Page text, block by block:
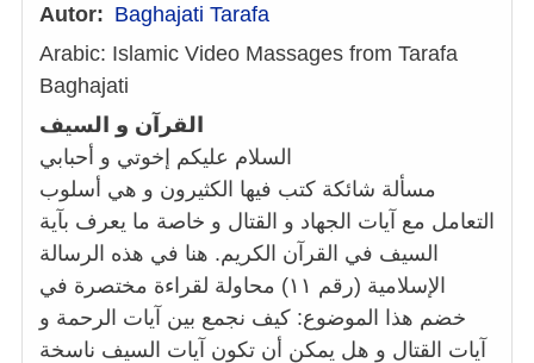
Autor
Baghajati Tarafa
Arabic: Islamic Video Massages from Tarafa
Baghajati
القرآن و السيف
السلام عليكم إخوتي و أحبابي
مسألة شائكة كتب فيها الكثيرون و هي أسلوب
التعامل مع آيات الجهاد و القتال و خاصة ما يعرف بآية
السيف في القرآن الكريم. هنا في هذه الرسالة
الإسلامية (رقم ١١) محاولة لقراءة مختصرة في
خضم هذا الموضوع: كيف نجمع بين آيات الرحمة و
آيات القتال و هل يمكن أن تكون آيات السيف ناسخة